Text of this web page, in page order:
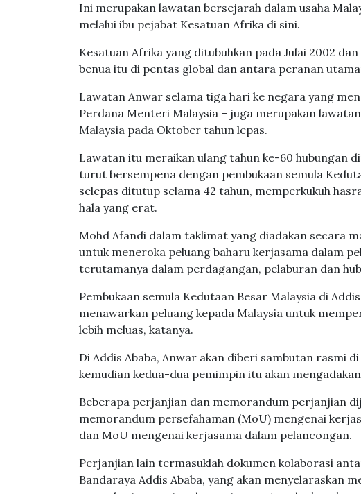
Ini merupakan lawatan bersejarah dalam usaha
melalui ibu pejabat Kesatuan Afrika di sini.
Kesatuan Afrika yang ditubuhkan pada Julai 2002
benua itu di pentas global dan antara peranan
Lawatan Anwar selama tiga hari ke negara yang
Perdana Menteri Malaysia – juga merupakan
Malaysia pada Oktober tahun lepas.
Lawatan itu meraikan ulang tahun ke-60 hubungan
turut bersempena dengan pembukaan semula
selepas ditutup selama 42 tahun, memperkukuh
hala yang erat.
Mohd Afandi dalam taklimat yang diadakan secara
untuk meneroka peluang baharu kerjasama dalam
terutamanya dalam perdagangan, pelaburan dan
Pembukaan semula Kedutaan Besar Malaysia di
menawarkan peluang kepada Malaysia untuk
lebih meluas, katanya.
Di Addis Ababa, Anwar akan diberi sambutan rasmi
kemudian kedua-dua pemimpin itu akan
Beberapa perjanjian dan memorandum perjanjian
memorandum persefahaman (MoU) mengenai
dan MoU mengenai kerjasama dalam pelancongan.
Perjanjian lain termasuklah dokumen kolaborasi
Bandaraya Addis Ababa, yang akan menyelaraskan